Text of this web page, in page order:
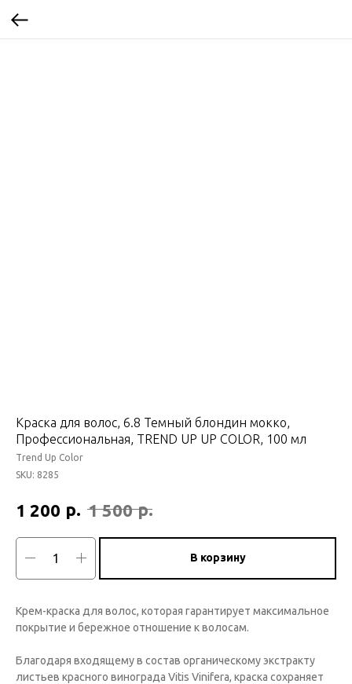
Краска для волос, 6.8 Темный блондин мокко,
Профессиональная, TREND UP UP COLOR, 100 мл
Trend Up Color
SKU: 8285
1 200 р. 1 500 р.
В корзину
Крем-краска для волос, которая гарантирует максимальное
покрытие и бережное отношение к волосам.
Благодаря входящему в состав органическому экстракту
листьев красного винограда Vitis Vinifera, краска сохраняет